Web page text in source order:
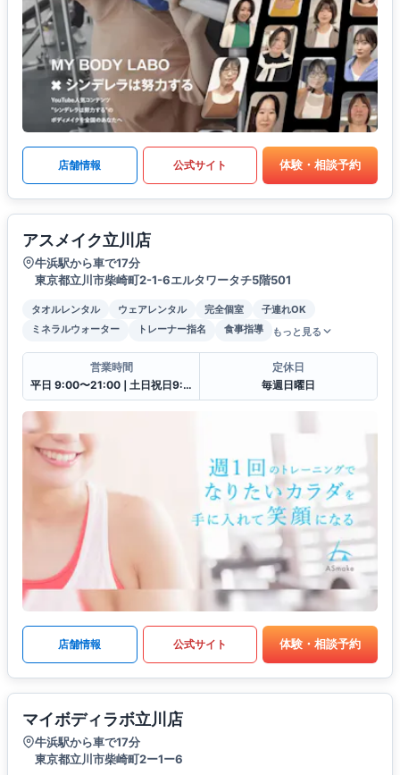
店舗情報 公式サイト 体験・相談予約
アスメイク立川店
牛浜駅から車で17分
東京都立川市柴崎町2-1-6エルタワータチ5階501
タオルレンタル ウェアレンタル 完全個室
子連れOK
ミネラルウォーター
トレーナー指名 食事指導 もっと見る
営業時間
平日 9:00〜21:00❘土日祝日9:00〜18:00
定休日
毎週日曜日
店舗情報 公式サイト 体験・相談予約
マイボディラボ立川店
牛浜駅から車で17分
東京都立川市柴崎町2ー1ー6